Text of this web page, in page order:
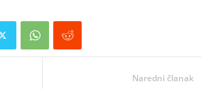
Naredni članak